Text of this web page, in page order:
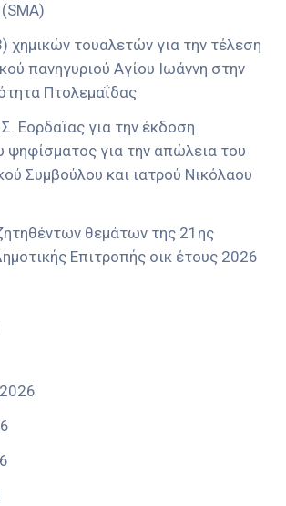
τουαλετών για την τέλεση
πανηγυριού Αγίου Ιωάννη στην
Πτολεμαΐδας
Εορδαϊας για την έκδοση
ψηφίσματος για την απώλεια του
Συμβούλου και ιατρού Νικόλαου
θεμάτων της 21ης
Επιτροπής οικ έτους 2026